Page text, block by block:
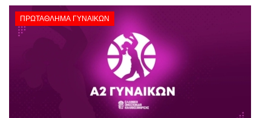
ΠΡΩΤΆΘΛΗΜΑ ΓΥΝΑΙΚΏΝ